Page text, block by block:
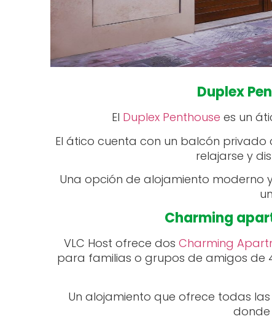
Duplex
El Duplex Penthouse es un
El ático cuenta con un balcón
relajarse y
Una opción de alojamiento
Charming
VLC Host ofrece dos Charming
para familias o grupos de amigos de
Un alojamiento que ofrece todas